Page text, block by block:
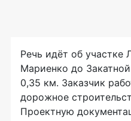
Речь идёт об участке
Мариенко до
0,35 км. Заказчик
дорожное
Проектную